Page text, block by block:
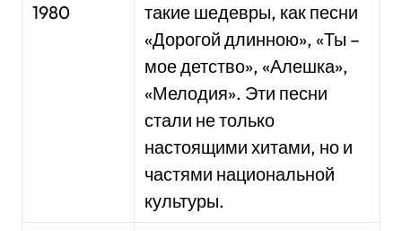
1980
такие шедевры, как песни
«Дорогой длинною», «Ты –
мое детство», «Алешка»,
«Мелодия». Эти песни
стали не только
настоящими хитами, но и
частями национальной
культуры.